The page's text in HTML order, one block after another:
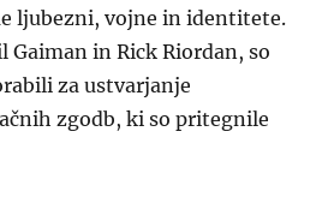
ljubezni, vojne in identitete.
Gaiman in Rick Riordan, so
za ustvarjanje
zgodb, ki so pritegnile